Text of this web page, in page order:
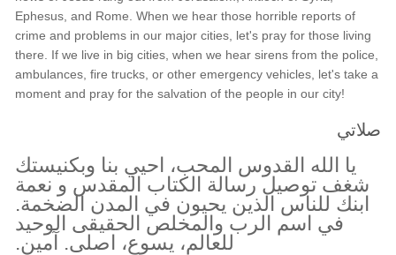
Ephesus, and Rome. When we hear those horrible reports of
crime and problems in our major cities, let's pray for those living
there. If we live in big cities, when we hear sirens from the police,
ambulances, fire trucks, or other emergency vehicles, let's take a
moment and pray for the salvation of the people in our city!
صلاتي
يا الله القدوس المحب، احيي بنا وبكنيستك
شغف توصيل رسالة الكتاب المقدس و نعمة
ابنك للناس الذين يحيون في المدن الضخمة.
في اسم الرب والمخلص الحقيقى الوحيد
للعالم، يسوع، اصلى. آمين.